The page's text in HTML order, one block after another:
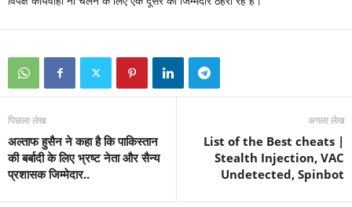
पिछला लेख
अल्ताफ हुसैन ने कहा है कि पाकिस्तान
की बर्बादी के लिए भ्रष्ट नेता और सैन्य
प्रशासक जिम्मेदार..
अगला लेख
List of the Best cheats |
Stealth Injection, VAC
Undetected, Spinbot